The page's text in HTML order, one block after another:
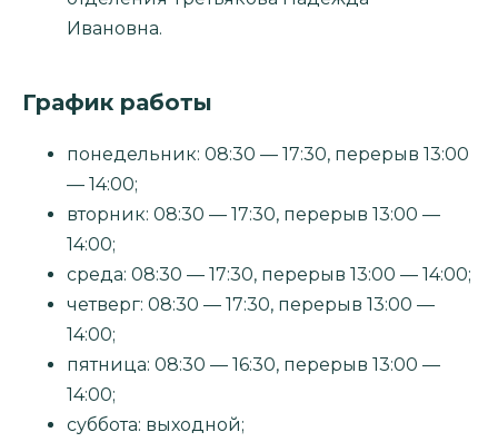
Ивановна.
График работы
понедельник: 08:30 — 17:30, перерыв 13:00
— 14:00;
вторник: 08:30 — 17:30, перерыв 13:00 —
14:00;
среда: 08:30 — 17:30, перерыв 13:00 — 14:00;
четверг: 08:30 — 17:30, перерыв 13:00 —
14:00;
пятница: 08:30 — 16:30, перерыв 13:00 —
14:00;
суббота: выходной;